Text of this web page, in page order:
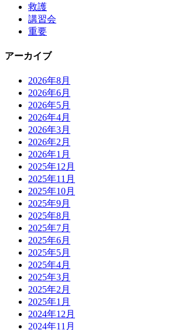
救護
講習会
重要
アーカイブ
2026年8月
2026年6月
2026年5月
2026年4月
2026年3月
2026年2月
2026年1月
2025年12月
2025年11月
2025年10月
2025年9月
2025年8月
2025年7月
2025年6月
2025年5月
2025年4月
2025年3月
2025年2月
2025年1月
2024年12月
2024年11月